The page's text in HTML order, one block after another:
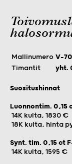
Mallinumero V-
Timantit
yht.
Suositushinnat
Luonnontim. 0,15
14K kulta, 1830 €
18K kulta, hinta
Synt. tim. 0,15 ct
14K kulta, 1595 €